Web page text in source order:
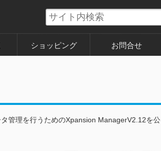
ショッピング お問合せ
管理を行うためのXpansion ManagerV2.12を公